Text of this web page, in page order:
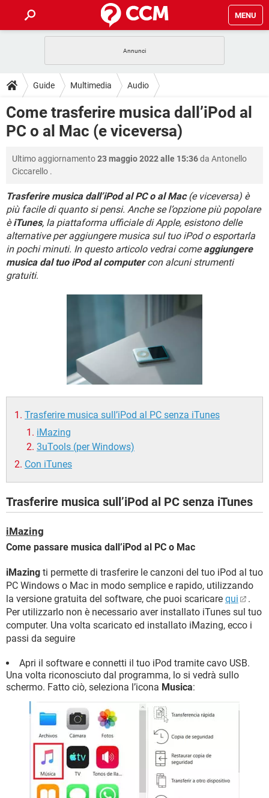
MENU
INTRATTENIMENTO ANDROID
iOS WINDOWS 10
INSTAGRAM WHATSAPP
HARDWARE
GUIDE
COVID-19 GAMING
INTRATTENIMENTO ANDROID
WINDOWS 10
INSTAGRAM WHATSAPP
HARDWARE
DOWNLOAD
COVID-19 GAMING
iOS
INSTAGRAM WHATSAPP
TIKTOK FACEBOOK
HARDWARE
FORUM
COVID-19 GAMING
iOS WINDOWS 10
INSTAGRAM WHATSAPP
TIKTOK FACEBOOK
HARDWARE
GLOSSARIO
COVID-19 GAMING
INTRATTENIMENTO ANDROID
iOS WINDOWS 10
INSTAGRAM WHATSAPP
TIKTOK
Guide Multimedia Audio
Come trasferire musica dall’iPod al
PC o al Mac (e viceversa)
Ultimo aggiornamento23 maggio 2022 alle 15:36da Antonello
Ciccarello .
Trasferire musica dall’iPod al PC o al Mac(e viceversa) è
più facile di quanto si pensi. Anche se l’opzione più popolare
èiTunes, la piattaforma ufficiale di Apple, esistono delle
alternative per aggiungere musica sul tuo iPod o esportarla
in pochi minuti. In questo articolo vedrai comeaggiungere
musica dal tuo iPod al computercon alcuni strumenti
gratuiti.
Trasferire musica sull’iPod al PC senza iTunes
iMazing
3uTools (per Windows)
Con iTunes
Trasferire musica sull’iPod al PC senza iTunes
iMazing
Come passare musica dall’iPod al PC o Mac
iMazing ti permette di trasferire le canzoni del tuo iPod al tuo
PC Windows o Mac in modo semplice e rapido, utilizzando
la versione gratuita del software, che puoi scaricare qui
.
Per utilizzarlo non è necessario aver installato iTunes sul tuo
computer. Una volta scaricato ed installato iMazing, ecco i
passi da seguire
Apri il software e connetti il tuo iPod tramite cavo USB.
Una volta riconosciuto dal programma, lo si vedrà sullo
schermo. Fatto ciò, seleziona l’icona Musica: